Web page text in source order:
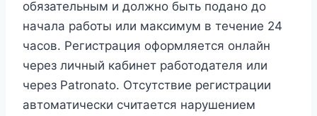
обязательным и должно быть подано до
начала работы или максимум в течение 24
часов. Регистрация оформляется онлайн
через личный кабинет работодателя или
через Patronato. Отсутствие регистрации
автоматически считается нарушением